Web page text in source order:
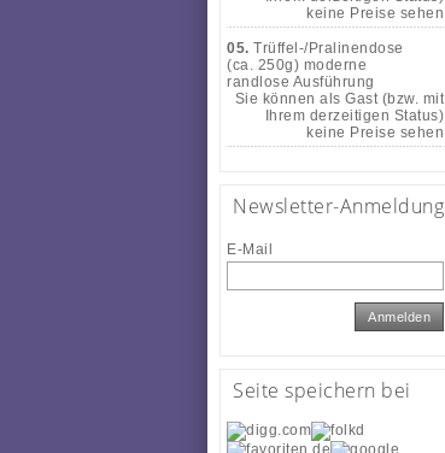
keine Preise sehen
05. Trüffel-/Pralinendose
(ca. 250g) moderne
randlose Ausführung
Sie können als Gast (bzw. mit
Ihrem derzeitigen Status)
keine Preise sehen
Newsletter-Anmeldung
E-Mail
Anmelden
Seite speichern bei